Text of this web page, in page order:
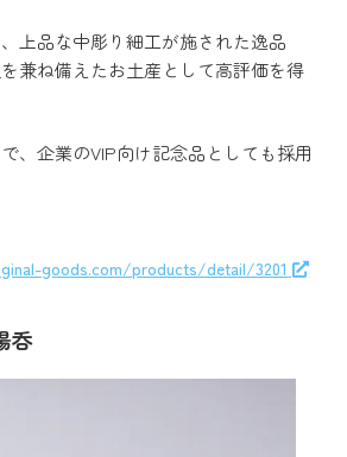
上品な中彫り細工が施された逸品
兼ね備えたお土産として高評価を得
、企業のVIP向け記念品としても採用
goods.com/products/detail/3201
呑